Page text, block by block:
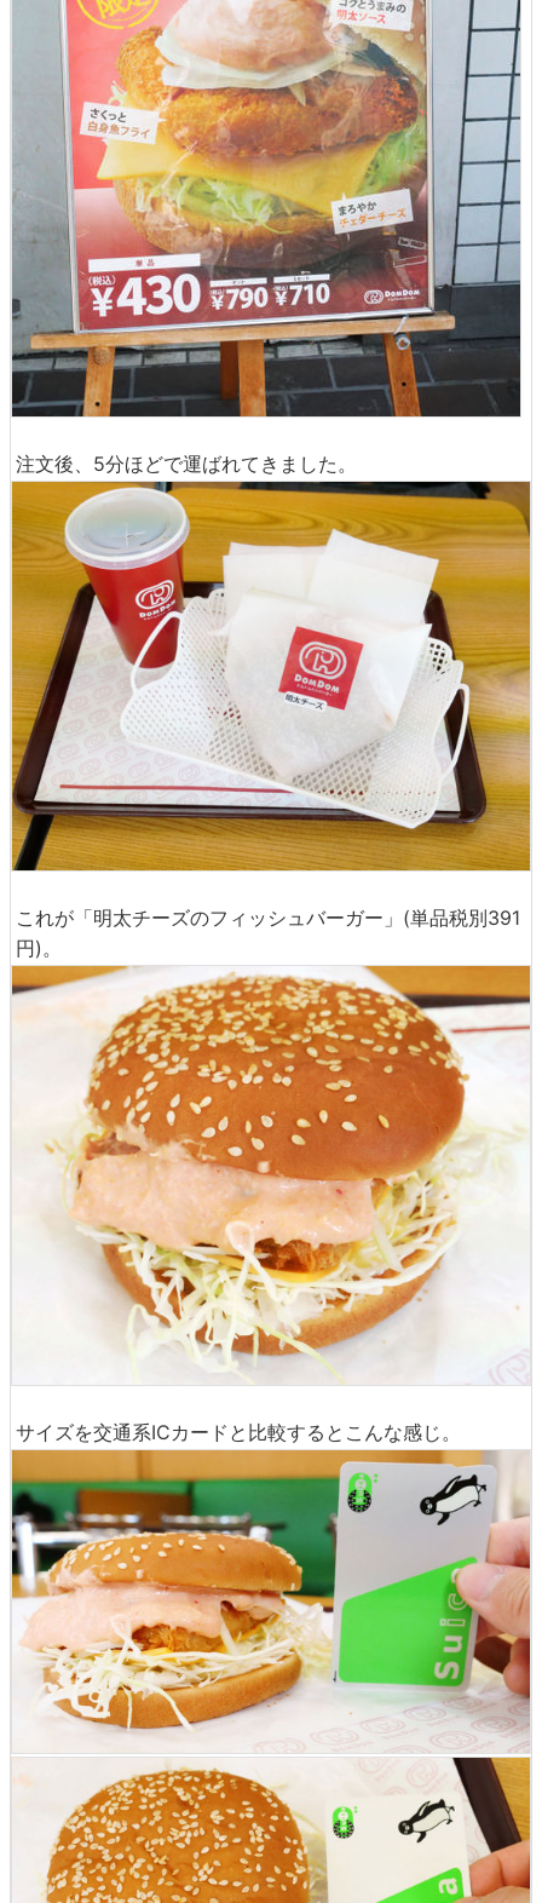
注文後、5分ほどで運ばれてきました。
これが「明太チーズのフィッシュバーガー」(単品税別391
円)。
サイズを交通系ICカードと比較するとこんな感じ。